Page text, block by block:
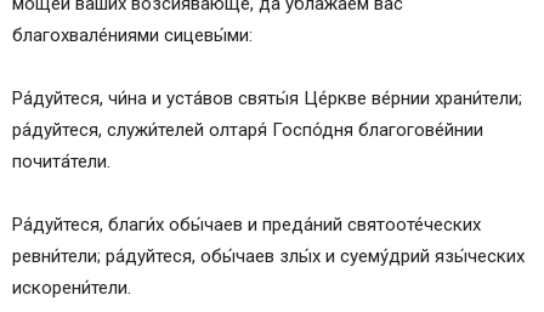
благохвале́ниями сицевы́ми:
Ра́дуйтеся, чи́на и уста́вов святы́я Це́ркве ве́рнии храни́тели;
ра́дуйтеся, служи́телей олтаря́ Госпо́дня благогове́йнии
почита́тели.
Ра́дуйтеся, благи́х обы́чаев и преда́ний святооте́ческих
ревни́тели; ра́дуйтеся, обы́чаев злы́х и суему́дрий язы́ческих
искорени́тели.